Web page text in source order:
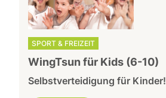
SPORT & FREIZEIT
WingTsun für Kids (6-10)
Selbstverteidigung für Kinder!